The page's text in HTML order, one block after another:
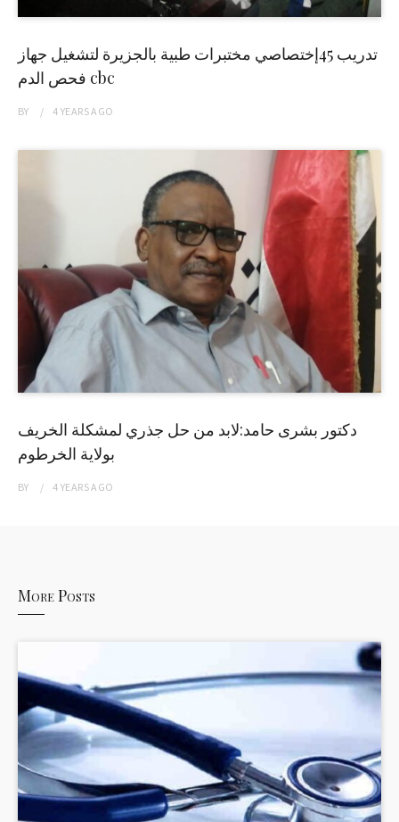
تدريب 45إختصاصي مختبرات طبية بالجزيرة لتشغيل جهاز
فحص الدم cbc
BY 4 YEARSAGO
دكتور بشرى حامد:لابد من حل جذري لمشكلة الخريف
بولاية الخرطوم
BY 4 YEARSAGO
More Posts